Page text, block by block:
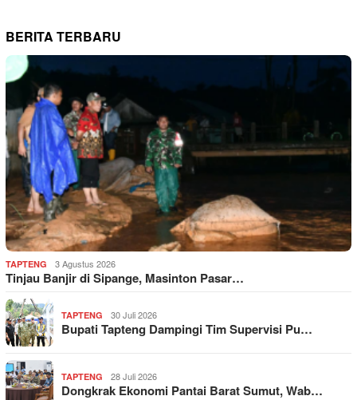
BERITA TERBARU
TAPTENG 3 Agustus 2026
Tinjau Banjir di Sipange, Masinton Pasar…
TAPTENG 30 Juli 2026
Bupati Tapteng Dampingi Tim Supervisi Pu…
TAPTENG 28 Juli 2026
Dongkrak Ekonomi Pantai Barat Sumut, Wab…